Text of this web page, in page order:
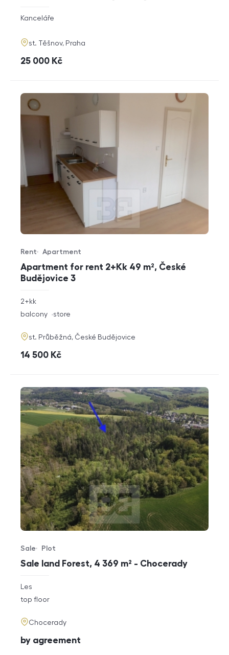
rozměry
disposition
Kanceláře
adresa
st. Těšnov, Praha
cena
25 000 Kč
Apartment for rent 2+Kk 49 m², České
Budějovice 3
Offer type
Rent
Property type
Apartment
rozměry
disposition
2+kk
funkce
balcony store
adresa
st. Průběžná, České Budějovice
cena
14 500 Kč
Sale land Forest, 4 369 m² - Chocerady
Offer type
Sale
Property type
Plot
rozměry
disposition
Les
funkce
top floor
adresa
Chocerady
cena
by agreement